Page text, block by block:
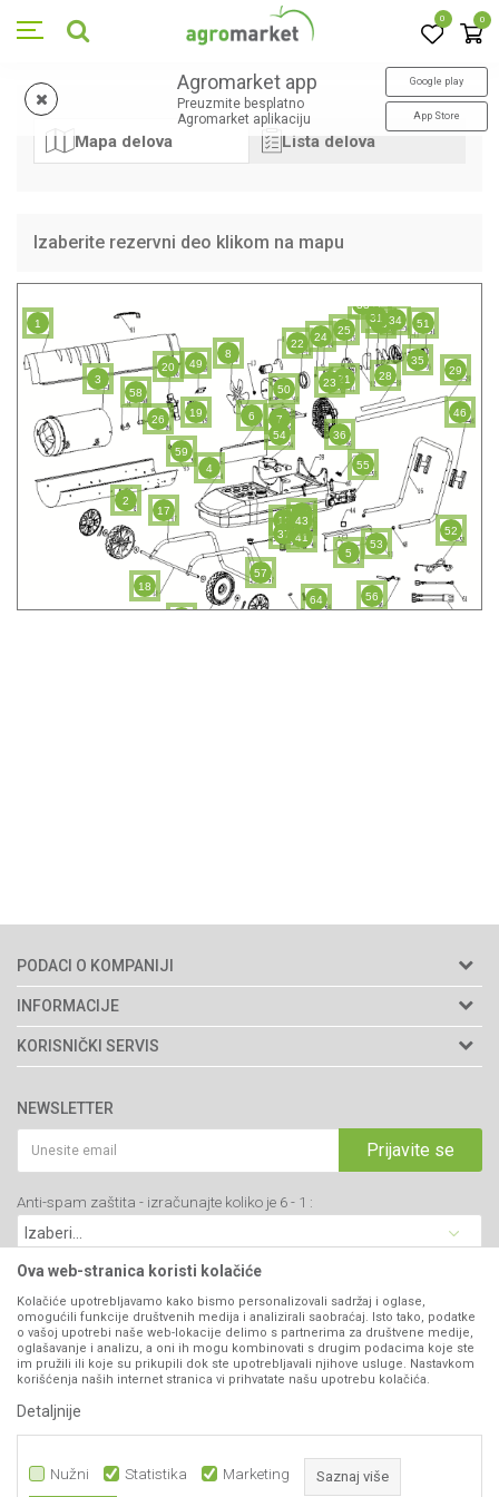
0 0
Agromarket app
Preuzmite besplatno
Agromarket aplikaciju
Google play
App Store
Mapa delova Lista delova
Izaberite rezervni deo klikom na mapu
1
2
3
4
5
6 7
8
12
17
18
19
20
21
22
23
24
25
26
28
29
30
31
34
35
36
37 41
43
46
49
50
51
52
53
54
55
56
57
58
59
64
PODACI O KOMPANIJI
Agromarket doo
Adresa: Kraljevačkog bataljona 235/2
34000 Kragujevac, Srbija
webshop@agromarket.rs
PIB: 102135221
Matični broj: 07593252
INFORMACIJE
O nama
Prodavnice
Brendovi
Katalozi
Blog
Najčešća pitanja
KORISNIČKI SERVIS
Politika privatnosti
Kako kupiti
Isporuka
Click & Collect
Načini plaćanja
Plaćanje karticama
Web kredit Raiffeisen banke
Pravo na odustajanje
Reklamacije
Zamena artikala
NEWSLETTER
Prijavite se
Anti-spam zaštita - izračunajte koliko je 6 - 1 :
VIBER I SMS NEWSLETTER
Prijavite se
PRATITE NAS
Ova web-stranica koristi kolačiće
Kolačiće upotrebljavamo kako bismo personalizovali sadržaj i oglase,
omogućili funkcije društvenih medija i analizirali saobraćaj. Isto tako, podatke
o vašoj upotrebi naše web-lokacije delimo s partnerima za društvene medije,
oglašavanje i analizu, a oni ih mogu kombinovati s drugim podacima koje ste
im pružili ili koje su prikupili dok ste upotrebljavali njihove usluge. Nastavkom
korišćenja naših internet stranica vi prihvatate našu upotrebu kolačića.
Detaljnije
Nužni Statistika Marketing Saznaj više